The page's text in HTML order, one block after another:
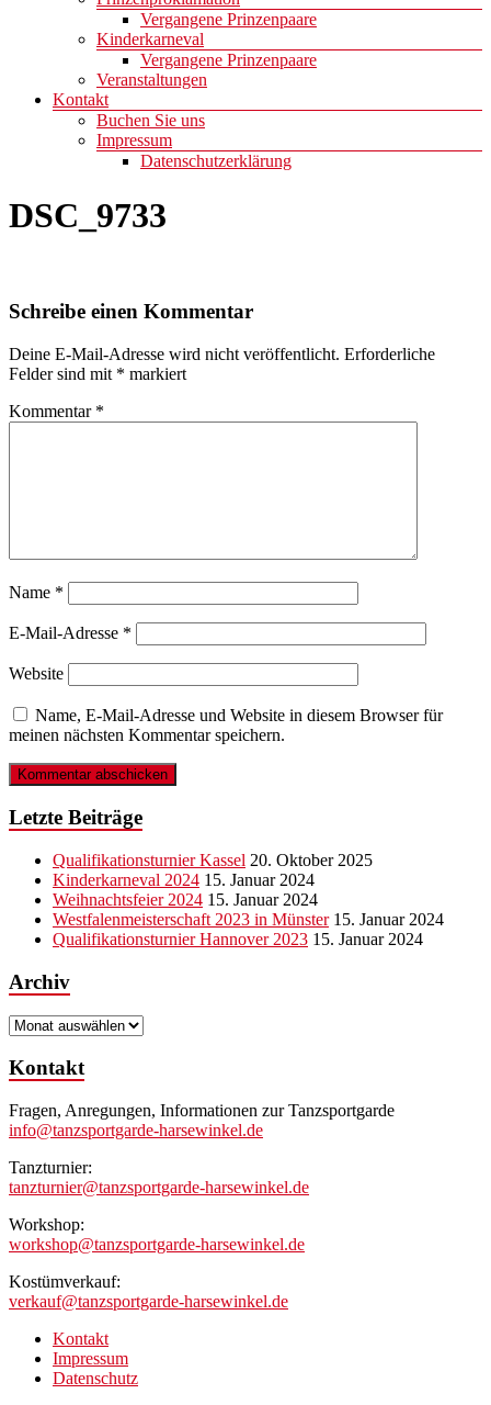
Vergangene Prinzenpaare
Kinderkarneval
Vergangene Prinzenpaare
Veranstaltungen
Kontakt
Buchen Sie uns
Impressum
Datenschutzerklärung
DSC_9733
Schreibe einen Kommentar
Deine E-Mail-Adresse wird nicht veröffentlicht. Erforderliche
Felder sind mit * markiert
Kommentar *
Name *
E-Mail-Adresse *
Website
Name, E-Mail-Adresse und Website in diesem Browser für
meinen nächsten Kommentar speichern.
Letzte Beiträge
Qualifikationsturnier Kassel 20. Oktober 2025
Kinderkarneval 2024 15. Januar 2024
Weihnachtsfeier 2024 15. Januar 2024
Westfalenmeisterschaft 2023 in Münster 15. Januar 2024
Qualifikationsturnier Hannover 2023 15. Januar 2024
Archiv
Archiv
Kontakt
Fragen, Anregungen, Informationen zur Tanzsportgarde
info@tanzsportgarde-harsewinkel.de
Tanzturnier:
tanzturnier@tanzsportgarde-harsewinkel.de
Workshop:
workshop@tanzsportgarde-harsewinkel.de
Kostümverkauf:
verkauf@tanzsportgarde-harsewinkel.de
Kontakt
Impressum
Datenschutz